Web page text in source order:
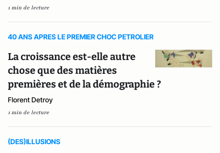
1 min de lecture
40 ANS APRES LE PREMIER CHOC PETROLIER
La croissance est-elle autre
chose que des matières
premières et de la démographie ?
Florent Detroy
1 min de lecture
(DES)ILLUSIONS